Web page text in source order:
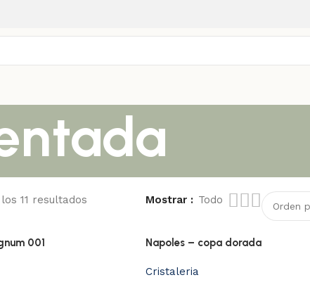
11 resultados Mostrar Todo
001 Napoles – copa dorada
Cristaleria